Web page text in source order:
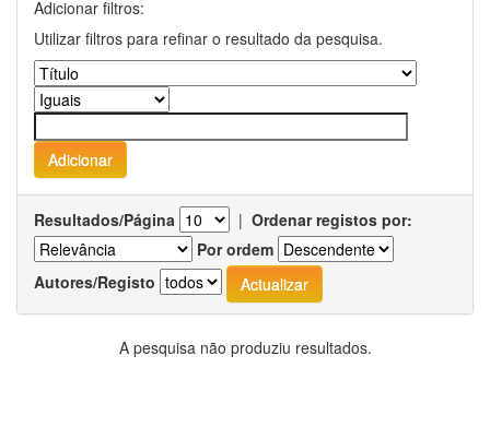
Adicionar filtros:
Utilizar filtros para refinar o resultado da pesquisa.
Resultados/Página | Ordenar registos por:
Por ordem
Autores/Registo
A pesquisa não produziu resultados.